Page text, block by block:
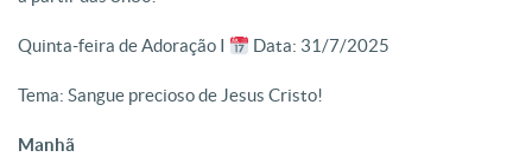
Quinta-feira de Adoração I Data: 31/7/2025
Tema: Sangue precioso de Jesus Cristo!
Manhã